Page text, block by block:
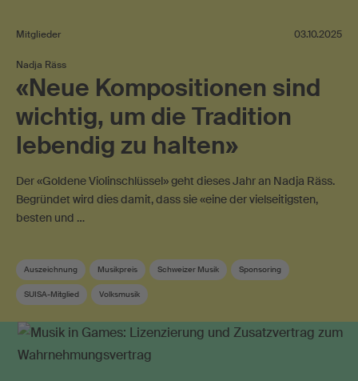
Mitglieder 03.10.2025
Nadja Räss
«Neue Kompositionen sind
wichtig, um die Tradition
lebendig zu halten»
Der «Goldene Violinschlüssel» geht dieses Jahr an Nadja Räss.
Begründet wird dies damit, dass sie «eine der vielseitigsten,
besten und …
Auszeichnung Musikpreis Schweizer Musik Sponsoring
SUISA-Mitglied Volksmusik